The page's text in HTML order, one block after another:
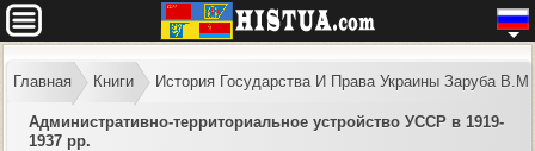
Главная Книги История Государства И Права Украины Заруба В.М
Административно-территориальное устройство УССР в 1919-
1937 pp.